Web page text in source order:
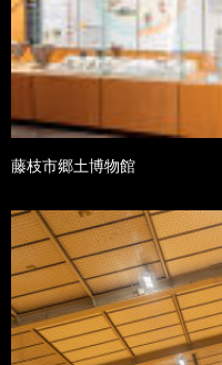
藤枝市郷土博物館